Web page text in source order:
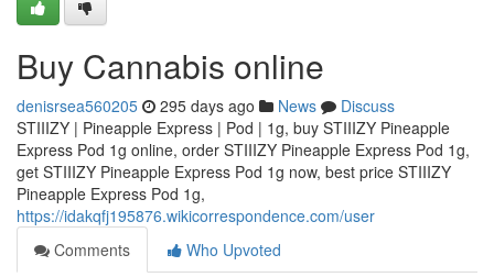
Buy Cannabis online
denisrsea560205 295 days ago News
Discuss
STIIIZY | Pineapple Express | Pod | 1g, buy STIIIZY Pineapple
Express Pod 1g online, order STIIIZY Pineapple Express Pod 1g,
get STIIIZY Pineapple Express Pod 1g now, best price STIIIZY
Pineapple Express Pod 1g,
https://idakqfj195876.wikicorrespondence.com/user
Comments
Who Upvoted